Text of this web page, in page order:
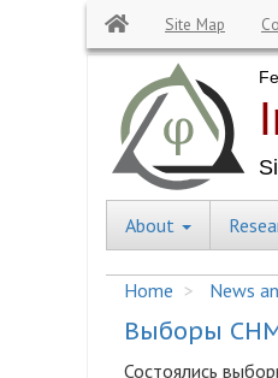
Site Map
Central
About
Home News
Выборы
Состоялись